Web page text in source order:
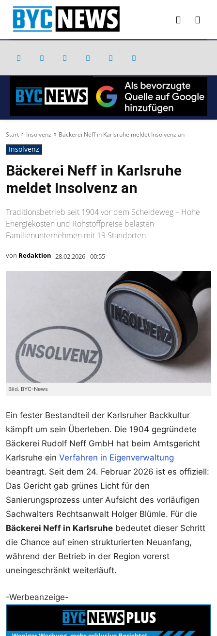
Start Insolvenz Bäckerei Neff in Karlsruhe meldet Insolvenz an
Insolvenz
Bäckerei Neff in Karlsruhe
meldet Insolvenz an
Traditionsbetrieb seit 1904 vor dem Scheideweg – Hohe
Energiekosten und Rohstoffpreise belasten
Familienunternehmen mit 19 Standorten
von Redaktion 28.02.2026 - 00:55
Bild. BYC-News
Ein fester Bestandteil der Karlsruher Backkultur
kämpft um sein Überleben. Die 1904 gegründete
Bäckerei Rudolf Neff GmbH hat beim Amtsgericht
Karlsruhe ein Verfahren in Eigenverwaltung
beantragt. Seit dem 24. Februar 2026 ist es offiziell:
Das Gericht gab grünes Licht für den
Sanierungsprozess unter Aufsicht des vorläufigen
Sachwalters Rechtsanwalt Holger Blümle. Für die
Bäckerei Neff in Karlsruhe bedeutet dieser Schritt
die Chance auf einen strukturierten Neuanfang,
während der Betrieb in der Region vorerst
uneingeschränkt weiterläuft.
-Werbeanzeige-